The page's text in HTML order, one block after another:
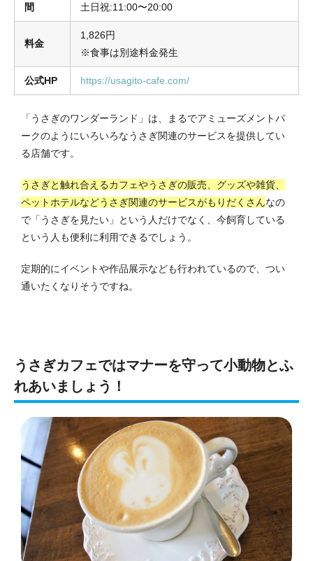
間
土日祝:11:00〜20:00
料金
1,826円
※食事は別途料金発生
公式HP https://usagito-cafe.com/
「うさぎのワンダーランド」は、まるでアミューズメントパ
ークのようにいろいろなうさぎ関連のサービスを提供してい
る店舗です。
うさぎと触れ合えるカフェやうさぎの販売、グッズや雑貨、
ペットホテルなどうさぎ関連のサービスがもりだくさんなの
で「うさぎを見たい」という人だけでなく、今飼育している
という人も便利に利用できるでしょう。
定期的にイベントや作品展示なども行われているので、つい
通いたくなりそうですね。
うさぎカフェではマナーを守って小動物とふ
れあいましょう！